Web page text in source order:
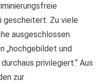
gescheitert. Zu viele
ausgeschlossen.
„hochgebildet und
privilegiert.“ Aus
zur